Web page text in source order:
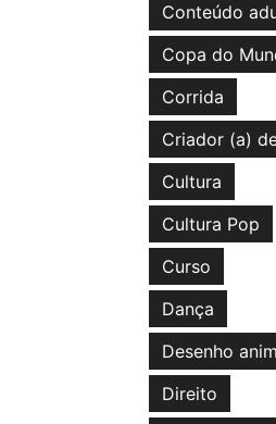
Conteúdo
Copa do
Corrida
Criador (a)
Cultura
Cultura Pop
Curso
Dança
Desenho
Direito